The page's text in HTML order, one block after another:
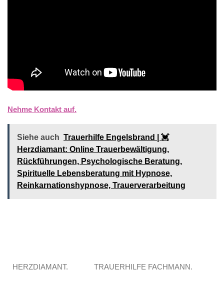
Nehme Kontakt auf.
Siehe auch Trauerhilfe Engelsbrand | 💓️️
Herzdiamant: Online Trauerbewältigung,
Rückführungen, Psychologische Beratung,
Spirituelle Lebensberatung mit Hypnose,
Reinkarnationshypnose, Trauerverarbeitung
HERZDIAMANT. TRAUERHILFE FACHMANN.